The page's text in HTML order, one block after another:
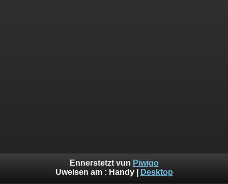
Ennerstetzt vun Piwigo
Uweisen am : Handy| Desktop